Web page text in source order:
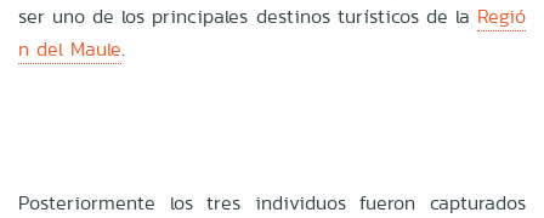
ser uno de los principales destinos turísticos de la Regió
n del Maule.
Posteriormente los tres individuos fueron capturados